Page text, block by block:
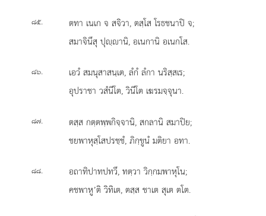
๘๕.
ตทา เนเก จ สจิวา, ตสฺโส โรธชนาปิ จ;
สมาจินึสุ ปุฺานิ, อเนกานิ อเนกโส.
๘๖.
เอวํ สมนุสาสนฺเต, ลํกํ ลํกา นริสฺสเร;
อุปราชา วสํนีโต, วินีโต เฆรมจฺจุนา.
๘๗.
ตสฺส กตฺตพฺพกิจฺจานิ, สกลานิ สมาปิย;
ชยพาหุสฺโสปรชฺชํ, ภิกฺขูนํ มติยา อทา.
๘๘.
อถาทิปาทปทวึ, ทตฺวา วิกฺกมพาหุโน;
คชพาหู’ติ วิทิเต, ตสฺส ชาเต สุเต ตโต.